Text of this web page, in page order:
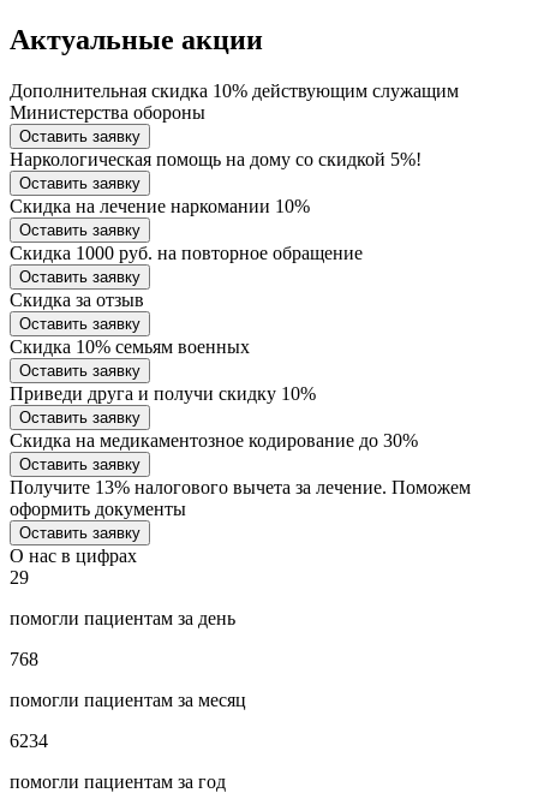
Актуальные акции
Дополнительная скидка 10% действующим служащим
Министерства обороны
Оставить заявку
Наркологическая помощь на дому со скидкой 5%!
Оставить заявку
Скидка на лечение наркомании 10%
Оставить заявку
Скидка 1000 руб. на повторное обращение
Оставить заявку
Скидка за отзыв
Оставить заявку
Скидка 10% семьям военных
Оставить заявку
Приведи друга и получи скидку 10%
Оставить заявку
Скидка на медикаментозное кодирование до 30%
Оставить заявку
Получите 13% налогового вычета за лечение. Поможем
оформить документы
Оставить заявку
О нас в цифрах
29
помогли пациентам за день
768
помогли пациентам за месяц
6234
помогли пациентам за год